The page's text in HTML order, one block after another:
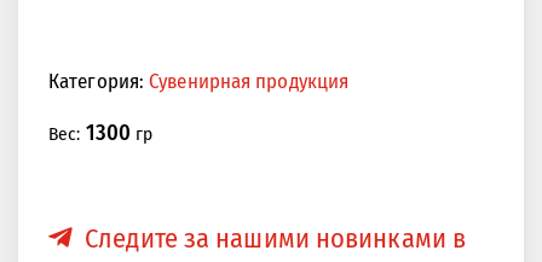
Категория:Сувенирная продукция
Вес: 1300 гр
Следите за нашими новинками в